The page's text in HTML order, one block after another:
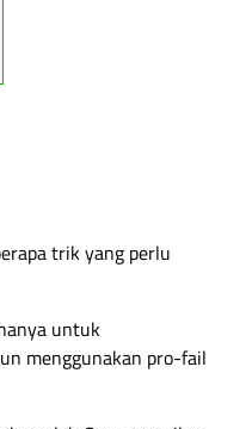
trik yang perlu
untuk
menggunakan pro-fail